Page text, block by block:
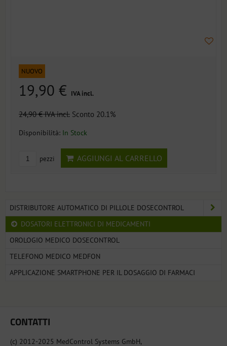
NUOVO
19,90 € IVA incl.
24,90 €IVA incl. Sconto 20.1%
Disponibilità: In Stock
pezzi AGGIUNGI AL CARRELLO
DISTRIBUTORE AUTOMATICO DI PILLOLE DOSECONTROL
DOSATORI ELETTRONICI DI MEDICAMENTI
OROLOGIO MEDICO DOSECONTROL
TELEFONO MEDICO MEDFON
APPLICAZIONE SMARTPHONE PER IL DOSAGGIO DI FARMACI
CONTATTI
(c) 2012-2025 MedControl Systems GmbH,